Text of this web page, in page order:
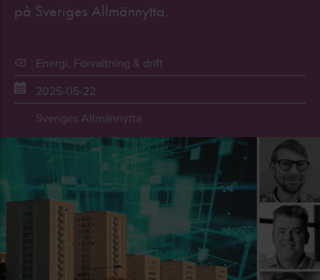
på Sveriges Allmännytta.
Energi, Förvaltning & drift
2025-05-22
Sveriges Allmännytta